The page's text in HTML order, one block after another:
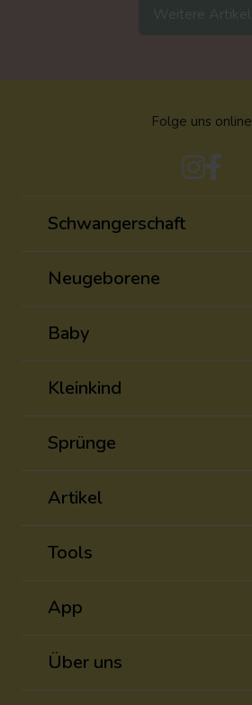
Folge uns online
Schwangerschaft
Neugeborene
Baby
Kleinkind
Sprünge
Artikel
Tools
App
Über uns